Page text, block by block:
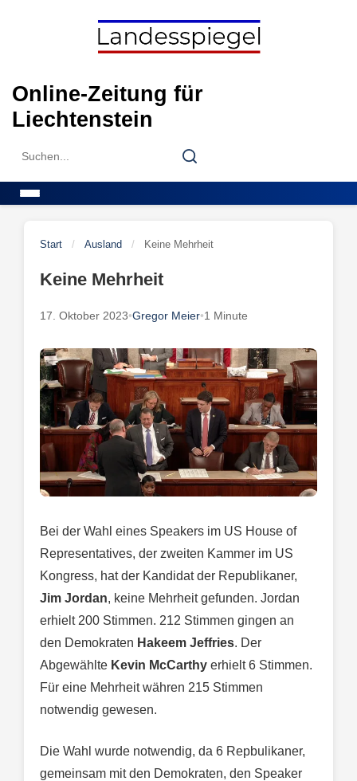
Online-Zeitung für
Liechtenstein
Search
Search
Start / Ausland / Keine Mehrheit
Keine Mehrheit
17. Oktober 2023•Gregor Meier•1 Minute
Bei der Wahl eines Speakers im US House of
Representatives, der zweiten Kammer im US
Kongress, hat der Kandidat der Republikaner,
Jim Jordan, keine Mehrheit gefunden. Jordan
erhielt 200 Stimmen. 212 Stimmen gingen an
den Demokraten Hakeem Jeffries. Der
Abgewählte Kevin McCarthy erhielt 6 Stimmen.
Für eine Mehrheit währen 215 Stimmen
notwendig gewesen.
Die Wahl wurde notwendig, da 6 Repbulikaner,
gemeinsam mit den Demokraten, den Speaker